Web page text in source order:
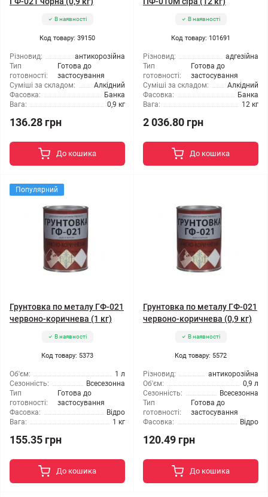
В наявності
Код товару: 39150
Різновид:
антикорозійна
Тип
готовності:
Готова до
застосування
Суміші за складом:
Алкідний
Фасовка:
Банка
Вага:
0,9 кг
136.28 грн
До кошика
В наявності
Код товару: 101691
Різновид:
адгезійна
Тип
готовності:
Готова до
застосування
Суміші за складом:
Алкідний
Фасовка:
Банка
Вага:
12 кг
2 036.80 грн
До кошика
Популярний
Грунтовка по металу ГФ-021
червоно-коричнева (1 кг)
В наявності
Код товару: 5373
Об'єм:
1 л
Сезонність:
Всесезонна
Тип
готовності:
Готова до
застосування
Фасовка:
Відро
Вага:
1 кг
155.35 грн
До кошика
Грунтовка по металу ГФ-021
червоно-коричнева (0,9 кг)
В наявності
Код товару: 5572
Різновид:
антикорозійна
Об'єм:
0,9 л
Сезонність:
Всесезонна
Тип
готовності:
Готова до
застосування
Фасовка:
Відро
120.49 грн
До кошика